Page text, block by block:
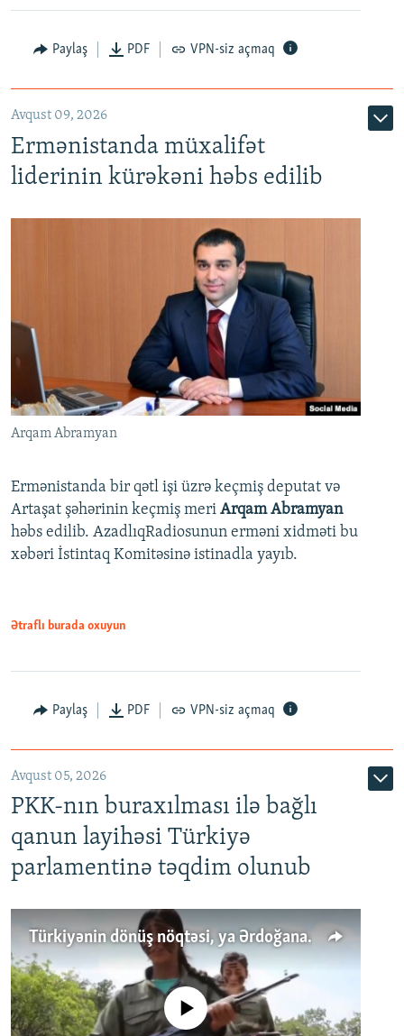
Paylaş PDF VPN-siz açmaq
Avqust 09, 2026
Ermənistanda müxalifət
liderinin kürəkəni həbs edilib
Arqam Abramyan
Ermənistanda bir qətl işi üzrə keçmiş deputat və
Artaşat şəhərinin keçmiş meri Arqam Abramyan
həbs edilib. AzadlıqRadiosunun erməni xidməti bu
xəbəri İstintaq Komitəsinə istinadla yayıb.
Ətraflı burada oxuyun
Paylaş PDF VPN-siz açmaq
Avqust 05, 2026
PKK-nın buraxılması ilə bağlı
qanun layihəsi Türkiyə
parlamentinə təqdim olunub
Türkiyənin dönüş nöqtəsi, ya Ərdoğana üçüncü şans: PKK ilə qəfil barışıq nə deməkdir?
No media source currently available